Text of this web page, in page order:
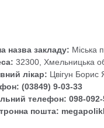
назва закладу: Міська
32300, Хмельницька
лікар: Цвігун Борис
(03849) 9-03-33
телефон: 098-092-
пошта: